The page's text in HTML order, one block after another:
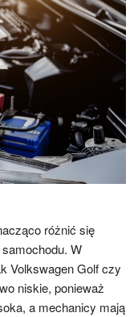
różnić się
W
Volkswagen Golf czy
niskie, ponieważ
a mechanicy mają